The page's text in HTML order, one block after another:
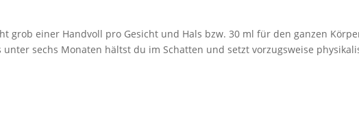
grob einer Handvoll pro Gesicht und Hals bzw. 30 ml für den ganzen
sechs Monaten hältst du im Schatten und setzt vorzugsweise